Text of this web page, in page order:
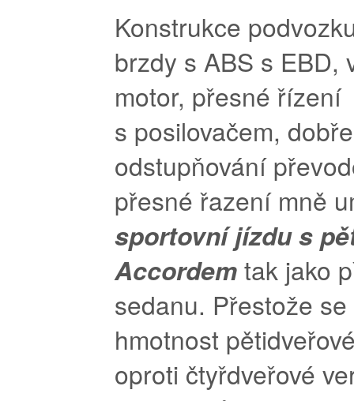
Konstrukce
brzdy s ABS s EBD,
motor, přesné řízení
s posilovačem,
odstupňování
přesné řazení mně
sportovní jízdu s
Accordem tak jako
sedanu. Přestože se
hmotnost
oproti čtyřdveřové